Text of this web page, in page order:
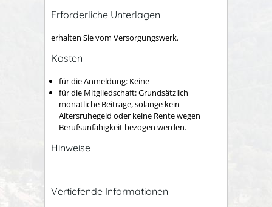
Erforderliche Unterlagen
erhalten Sie vom Versorgungswerk.
Kosten
für die Anmeldung: Keine
für die Mitgliedschaft: Grundsätzlich
monatliche Beiträge, solange kein
Altersruhegeld oder keine Rente wegen
Berufsunfähigkeit bezogen werden.
Hinweise
-
Vertiefende Informationen